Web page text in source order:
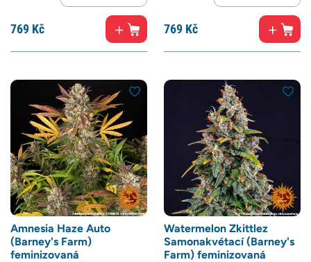
769 Kč 769 Kč
Amnesia Haze Auto
(Barney's Farm)
feminizovaná
Watermelon Zkittlez
Samonakvétací (Barney's
Farm) feminizovaná